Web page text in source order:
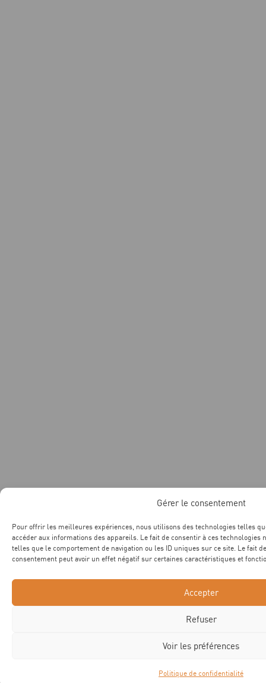
Gérer le consentement
Pour offrir les meilleures expériences, nous utilisons des technologies telles
accéder aux informations des appareils. Le fait de consentir à ces technologies
telles que le comportement de navigation ou les ID uniques sur ce site. Le fait
consentement peut avoir un effet négatif sur certaines caractéristiques et
Accepter
Refuser
Voir les préférences
Politique de confidentialité